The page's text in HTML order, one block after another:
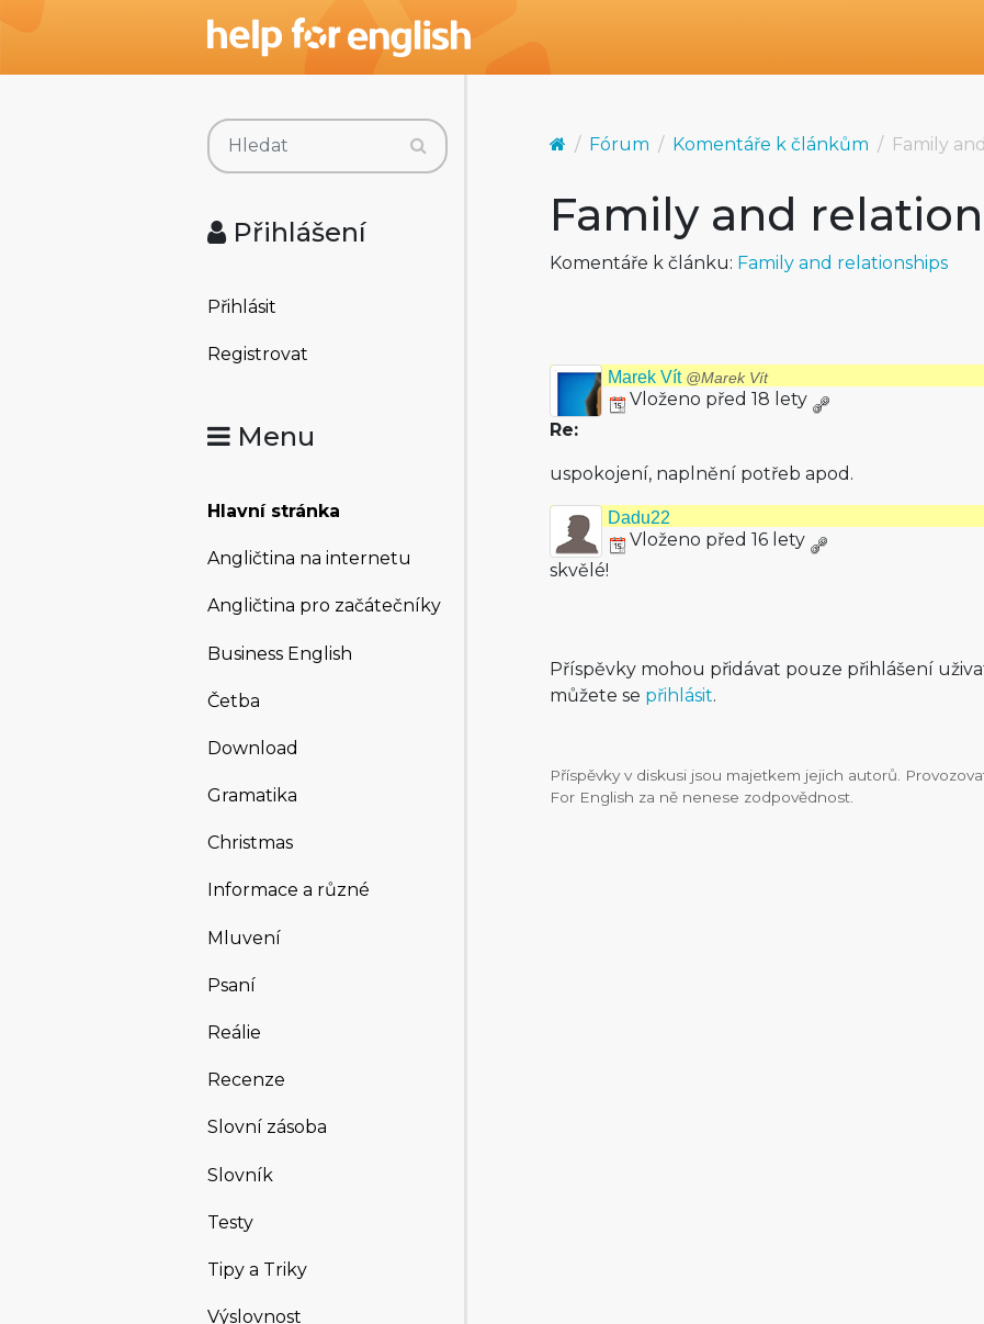
Přihlášení
Přihlásit
Registrovat
Menu
Hlavní stránka
Angličtina na internetu
Angličtina pro začátečníky
Business English
Četba
Download
Gramatika
Christmas
Informace a různé
Mluvení
Psaní
Reálie
Recenze
Slovní zásoba
Slovník
Testy
Tipy a Triky
Výslovnost
Fórum Komentáře k článkům Family
Family and
Komentáře k článku: Family and relationships
Marek Vít @Marek Vít
Vloženo před 18 lety
Re:
uspokojení, naplnění potřeb apod.
Dadu22
Vloženo před 16 lety
skvělé!
Příspěvky mohou přidávat pouze přihlášení
můžete se přihlásit.
Příspěvky v diskusi jsou majetkem jejich autorů.
For English za ně nenese zodpovědnost.